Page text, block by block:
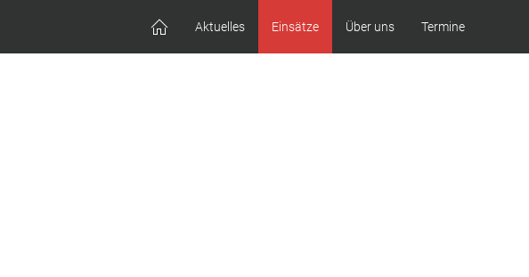
Aktuelles Einsätze Über uns Termine